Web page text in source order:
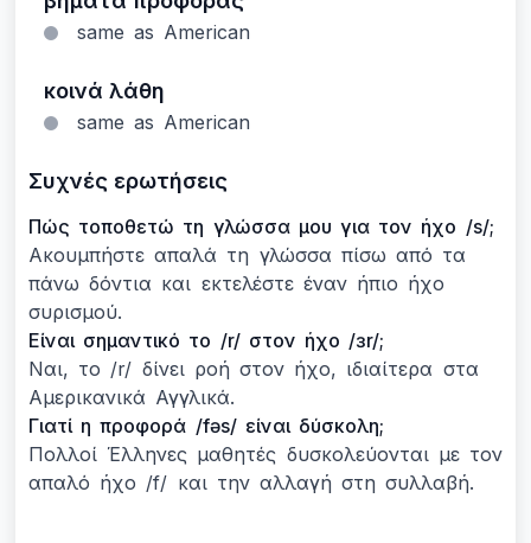
same as American
κοινά λάθη
same as American
Συχνές ερωτήσεις
Πώς τοποθετώ τη γλώσσα μου για τον ήχο /s/;
Ακουμπήστε απαλά τη γλώσσα πίσω από τα
πάνω δόντια και εκτελέστε έναν ήπιο ήχο
συρισμού.
Είναι σημαντικό το /r/ στον ήχο /ɜr/;
Ναι, το /r/ δίνει ροή στον ήχο, ιδιαίτερα στα
Αμερικανικά Αγγλικά.
Γιατί η προφορά /fəs/ είναι δύσκολη;
Πολλοί Έλληνες μαθητές δυσκολεύονται με τον
απαλό ήχο /f/ και την αλλαγή στη συλλαβή.